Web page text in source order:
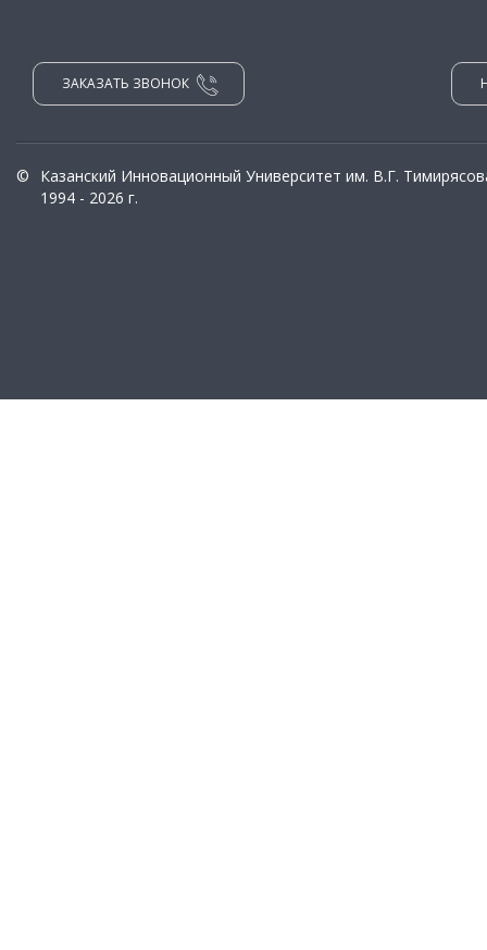
ЗАКАЗАТЬ ЗВОНОК
©
Казанский Инновационный Университет им. В.Г.
1994 - 2026 г.